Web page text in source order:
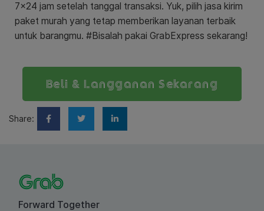
7×24 jam setelah tanggal transaksi. Yuk, pilih jasa kirim
paket murah yang tetap memberikan layanan terbaik
untuk barangmu. #Bisalah pakai GrabExpress sekarang!
Beli & Langganan Sekarang
Share:
Forward Together